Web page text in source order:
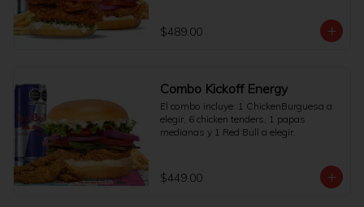
$489.00
Combo Kickoff Energy
El combo incluye: 1 ChickenBurguesa a
elegir, 6 chicken tenders, 1 papas
medianas y 1 Red Bull a elegir.
$449.00